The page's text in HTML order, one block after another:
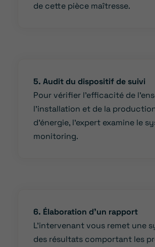
de cette pièce maîtresse.
5. Audit du dispositif de suivi
Pour vérifier l’efficacité de
l’installation et de la
d’énergie, l’expert examine le
monitoring.
6. Élaboration d’un rapport
L’intervenant vous remet une
des résultats comportant les